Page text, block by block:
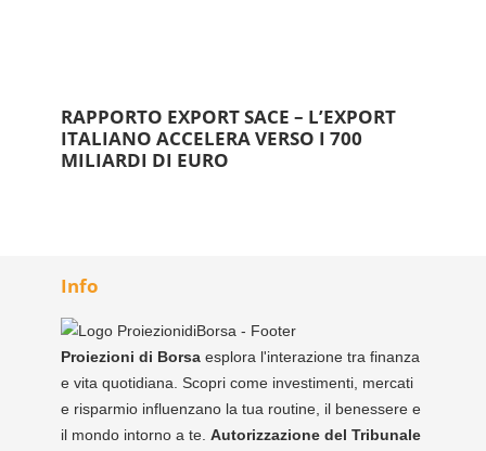
RAPPORTO EXPORT SACE – L’EXPORT
ITALIANO ACCELERA VERSO I 700
MILIARDI DI EURO
Info
Proiezioni di Borsa esplora l'interazione tra finanza
e vita quotidiana. Scopri come investimenti, mercati
e risparmio influenzano la tua routine, il benessere e
il mondo intorno a te. Autorizzazione del Tribunale